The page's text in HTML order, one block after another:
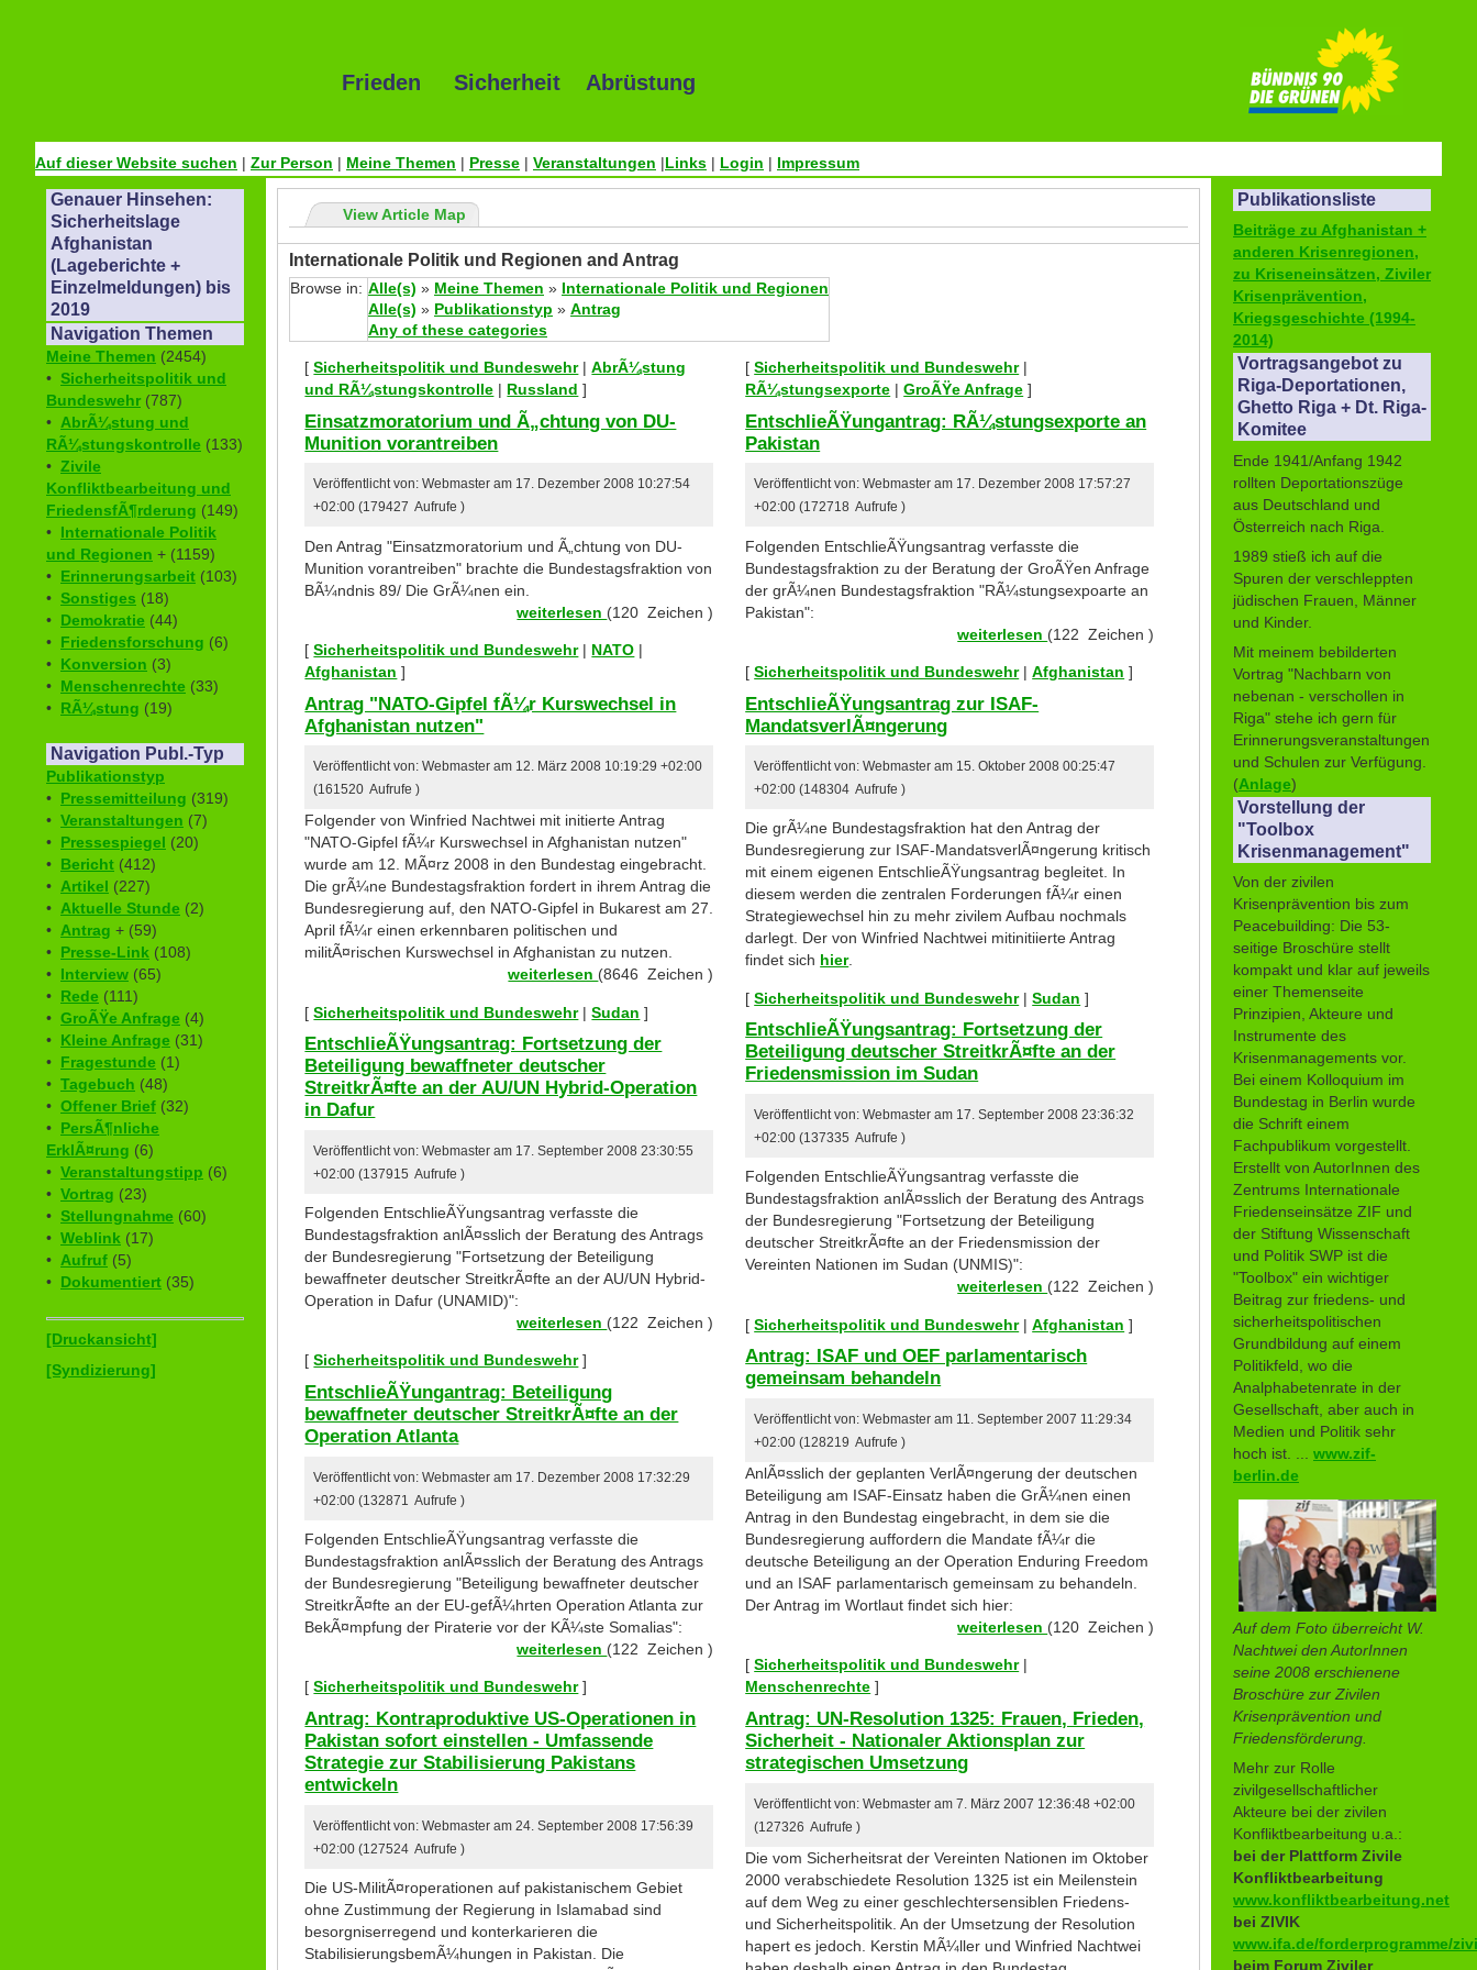
Frieden Sicherheit Abrüstung
Auf dieser Website suchen | Zur Person | Meine Themen | Presse | Veranstaltungen |Links | Login | Impressum
Genauer Hinsehen:
Sicherheitslage
Afghanistan
(Lageberichte +
Einzelmeldungen) bis
2019
Navigation Themen
Meine Themen (2454)
• Sicherheitspolitik und
Bundeswehr (787)
• AbrÃ¼stung und
RÃ¼stungskontrolle (133)
• Zivile
Konfliktbearbeitung und
FriedensfÃ¶rderung (149)
• Internationale Politik
und Regionen + (1159)
• Erinnerungsarbeit (103)
• Sonstiges (18)
• Demokratie (44)
• Friedensforschung (6)
• Konversion (3)
• Menschenrechte (33)
• RÃ¼stung (19)
Navigation Publ.-Typ
Publikationstyp
• Pressemitteilung (319)
• Veranstaltungen (7)
• Pressespiegel (20)
• Bericht (412)
• Artikel (227)
• Aktuelle Stunde (2)
• Antrag + (59)
• Presse-Link (108)
• Interview (65)
• Rede (111)
• GroÃŸe Anfrage (4)
• Kleine Anfrage (31)
• Fragestunde (1)
• Tagebuch (48)
• Offener Brief (32)
• PersÃ¶nliche
ErklÃ¤rung (6)
• Veranstaltungstipp (6)
• Vortrag (23)
• Stellungnahme (60)
• Weblink (17)
• Aufruf (5)
• Dokumentiert (35)
[Druckansicht]
[Syndizierung]
View Article Map
Internationale Politik und Regionen and Antrag
Browse in: Alle(s) » Meine Themen » Internationale Politik und Regionen
Alle(s) » Publikationstyp » Antrag
Any of these categories
[Sicherheitspolitik und Bundeswehr|AbrÃ¼stung
und RÃ¼stungskontrolle | Russland ]
Einsatzmoratorium und Ã„chtung von DU-
Munition vorantreiben
Veröffentlicht von: Webmaster am 17. Dezember 2008 10:27:54
+02:00 (179427 Aufrufe )
Den Antrag "Einsatzmoratorium und Ã„chtung von DU-
Munition vorantreiben" brachte die Bundestagsfraktion von
BÃ¼ndnis 89/ Die GrÃ¼nen ein.
weiterlesen (120 Zeichen )
[Sicherheitspolitik und Bundeswehr| NATO |
Afghanistan ]
Antrag "NATO-Gipfel fÃ¼r Kurswechsel in
Afghanistan nutzen"
Veröffentlicht von: Webmaster am 12. März 2008 10:19:29 +02:00
(161520 Aufrufe )
Folgender von Winfried Nachtwei mit initierte Antrag
"NATO-Gipfel fÃ¼r Kurswechsel in Afghanistan nutzen"
wurde am 12. MÃ¤rz 2008 in den Bundestag eingebracht.
Die grÃ¼ne Bundestagsfraktion fordert in ihrem Antrag die
Bundesregierung auf, den NATO-Gipfel in Bukarest am 27.
April fÃ¼r einen erkennbaren politischen und
militÃ¤rischen Kurswechsel in Afghanistan zu nutzen.
weiterlesen (8646 Zeichen )
[Sicherheitspolitik und Bundeswehr|Sudan ]
EntschlieÃŸungsantrag: Fortsetzung der
Beteiligung bewaffneter deutscher
StreitkrÃ¤fte an der AU/UN Hybrid-Operation
in Dafur
Veröffentlicht von: Webmaster am 17. September 2008 23:30:55
+02:00 (137915 Aufrufe )
Folgenden EntschlieÃŸungsantrag verfasste die
Bundestagsfraktion anlÃ¤sslich der Beratung des Antrags
der Bundesregierung "Fortsetzung der Beteiligung
bewaffneter deutscher StreitkrÃ¤fte an der AU/UN Hybrid-
Operation in Dafur (UNAMID)":
weiterlesen (122 Zeichen )
[Sicherheitspolitik und Bundeswehr]
EntschlieÃŸungantrag: Beteiligung
bewaffneter deutscher StreitkrÃ¤fte an der
Operation Atlanta
Veröffentlicht von: Webmaster am 17. Dezember 2008 17:32:29
+02:00 (132871 Aufrufe )
Folgenden EntschlieÃŸungsantrag verfasste die
Bundestagsfraktion anlÃ¤sslich der Beratung des Antrags
der Bundesregierung "Beteiligung bewaffneter deutscher
StreitkrÃ¤fte an der EU-gefÃ¼hrten Operation Atlanta zur
BekÃ¤mpfung der Piraterie vor der KÃ¼ste Somalias":
weiterlesen (122 Zeichen )
[Sicherheitspolitik und Bundeswehr]
Antrag: Kontraproduktive US-Operationen in
Pakistan sofort einstellen - Umfassende
Strategie zur Stabilisierung Pakistans
entwickeln
Veröffentlicht von: Webmaster am 24. September 2008 17:56:39
+02:00 (127524 Aufrufe )
Die US-MilitÃ¤roperationen auf pakistanischem Gebiet
ohne Zustimmung der Regierung in Islamabad sind
besorgniserregend und konterkarieren die
StabilisierungsbemÃ¼hungen in Pakistan. Die
[Sicherheitspolitik und Bundeswehr|
RÃ¼stungsexporte |GroÃŸe Anfrage ]
EntschlieÃŸungantrag: RÃ¼stungsexporte an
Pakistan
Veröffentlicht von: Webmaster am 17. Dezember 2008 17:57:27
+02:00 (172718 Aufrufe )
Folgenden EntschlieÃŸungsantrag verfasste die
Bundestagsfraktion zu der Beratung der GroÃŸen Anfrage
der grÃ¼nen Bundestagsfraktion "RÃ¼stungsexpoarte an
Pakistan":
weiterlesen (122 Zeichen )
[Sicherheitspolitik und Bundeswehr|Afghanistan ]
EntschlieÃŸungsantrag zur ISAF-
MandatsverlÃ¤ngerung
Veröffentlicht von: Webmaster am 15. Oktober 2008 00:25:47
+02:00 (148304 Aufrufe )
Die grÃ¼ne Bundestagsfraktion hat den Antrag der
Bundesregierung zur ISAF-MandatsverlÃ¤ngerung kritisch
mit einem eigenen EntschlieÃŸungsantrag begleitet. In
diesem werden die zentralen Forderungen fÃ¼r einen
Strategiewechsel hin zu mehr zivilem Aufbau nochmals
darlegt. Der von Winfried Nachtwei mitinitiierte Antrag
findet sich hier.
[Sicherheitspolitik und Bundeswehr|Sudan ]
EntschlieÃŸungsantrag: Fortsetzung der
Beteiligung deutscher StreitkrÃ¤fte an der
Friedensmission im Sudan
Veröffentlicht von: Webmaster am 17. September 2008 23:36:32
+02:00 (137335 Aufrufe )
Folgenden EntschlieÃŸungsantrag verfasste die
Bundestagsfraktion anlÃ¤sslich der Beratung des Antrags
der Bundesregierung "Fortsetzung der Beteiligung
deutscher StreitkrÃ¤fte an der Friedensmission der
Vereinten Nationen im Sudan (UNMIS)":
weiterlesen (122 Zeichen )
[Sicherheitspolitik und Bundeswehr|Afghanistan ]
Antrag: ISAF und OEF parlamentarisch
gemeinsam behandeln
Veröffentlicht von: Webmaster am 11. September 2007 11:29:34
+02:00 (128219 Aufrufe )
AnlÃ¤sslich der geplanten VerlÃ¤ngerung der deutschen
Beteiligung am ISAF-Einsatz haben die GrÃ¼nen einen
Antrag in den Bundestag eingebracht, in dem sie die
Bundesregierung auffordern die Mandate fÃ¼r die
deutsche Beteiligung an der Operation Enduring Freedom
und an ISAF parlamentarisch gemeinsam zu behandeln.
Der Antrag im Wortlaut findet sich hier:
weiterlesen (120 Zeichen )
[Sicherheitspolitik und Bundeswehr|
Menschenrechte ]
Antrag: UN-Resolution 1325: Frauen, Frieden,
Sicherheit - Nationaler Aktionsplan zur
strategischen Umsetzung
Veröffentlicht von: Webmaster am 7. März 2007 12:36:48 +02:00
(127326 Aufrufe )
Die vom Sicherheitsrat der Vereinten Nationen im Oktober
2000 verabschiedete Resolution 1325 ist ein Meilenstein
auf dem Weg zu einer geschlechtersensiblen Friedens-
und Sicherheitspolitik. An der Umsetzung der Resolution
hapert es jedoch. Kerstin MÃ¼ller und Winfried Nachtwei
Publikationsliste
Beiträge zu Afghanistan +
anderen Krisenregionen,
zu Kriseneinsätzen, Ziviler
Krisenprävention,
Kriegsgeschichte (1994-
2014)
Vortragsangebot zu
Riga-Deportationen,
Ghetto Riga + Dt. Riga-
Komitee
Ende 1941/Anfang 1942
rollten Deportationszüge
aus Deutschland und
Österreich nach Riga.
1989 stieß ich auf die
Spuren der verschleppten
jüdischen Frauen, Männer
und Kinder.
Mit meinem bebilderten
Vortrag "Nachbarn von
nebenan - verschollen in
Riga" stehe ich gern für
Erinnerungsveranstaltungen
und Schulen zur Verfügung.
(Anlage)
Vorstellung der
"Toolbox
Krisenmanagement"
Von der zivilen
Krisenprävention bis zum
Peacebuilding: Die 53-
seitige Broschüre stellt
kompakt und klar auf jeweils
einer Themenseite
Prinzipien, Akteure und
Instrumente des
Krisenmanagements vor.
Bei einem Kolloquium im
Bundestag in Berlin wurde
die Schrift einem
Fachpublikum vorgestellt.
Erstellt von AutorInnen des
Zentrums Internationale
Friedenseinsätze ZIF und
der Stiftung Wissenschaft
und Politik SWP ist die
"Toolbox" ein wichtiger
Beitrag zur friedens- und
sicherheitspolitischen
Grundbildung auf einem
Politikfeld, wo die
Analphabetenrate in der
Gesellschaft, aber auch in
Medien und Politik sehr
hoch ist. ... www.zif-
berlin.de
Auf dem Foto überreicht W.
Nachtwei den AutorInnen
seine 2008 erschienene
Broschüre zur Zivilen
Krisenprävention und
Friedensförderung.
Mehr zur Rolle
zivilgesellschaftlicher
Akteure bei der zivilen
Konfliktbearbeitung u.a.:
bei der Plattform Zivile
Konfliktbearbeitung
www.konfliktbearbeitung.net
bei ZIVIK
www.ifa.de/forderprogramme/
beim Forum Ziviler